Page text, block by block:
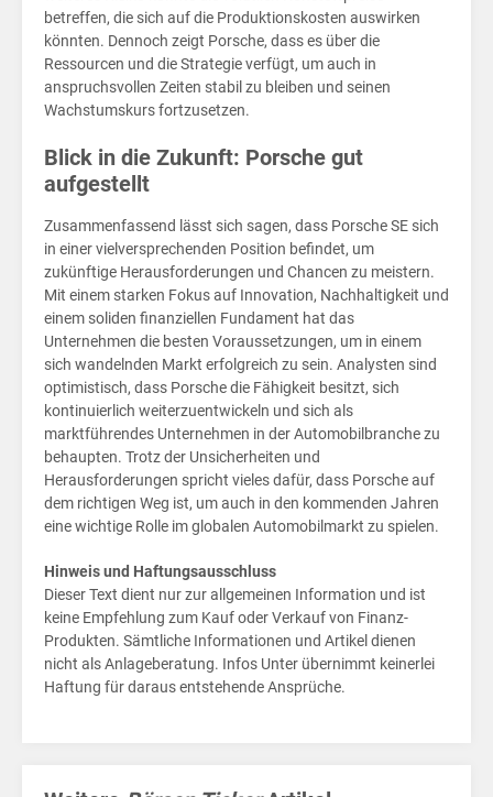
betreffen, die sich auf die Produktionskosten auswirken
könnten. Dennoch zeigt Porsche, dass es über die
Ressourcen und die Strategie verfügt, um auch in
anspruchsvollen Zeiten stabil zu bleiben und seinen
Wachstumskurs fortzusetzen.
Blick in die Zukunft: Porsche gut
aufgestellt
Zusammenfassend lässt sich sagen, dass Porsche SE sich
in einer vielversprechenden Position befindet, um
zukünftige Herausforderungen und Chancen zu meistern.
Mit einem starken Fokus auf Innovation, Nachhaltigkeit und
einem soliden finanziellen Fundament hat das
Unternehmen die besten Voraussetzungen, um in einem
sich wandelnden Markt erfolgreich zu sein. Analysten sind
optimistisch, dass Porsche die Fähigkeit besitzt, sich
kontinuierlich weiterzuentwickeln und sich als
marktführendes Unternehmen in der Automobilbranche zu
behaupten. Trotz der Unsicherheiten und
Herausforderungen spricht vieles dafür, dass Porsche auf
dem richtigen Weg ist, um auch in den kommenden Jahren
eine wichtige Rolle im globalen Automobilmarkt zu spielen.
Hinweis und Haftungsausschluss
Dieser Text dient nur zur allgemeinen Information und ist
keine Empfehlung zum Kauf oder Verkauf von Finanz-
Produkten. Sämtliche Informationen und Artikel dienen
nicht als Anlageberatung. Infos Unter übernimmt keinerlei
Haftung für daraus entstehende Ansprüche.